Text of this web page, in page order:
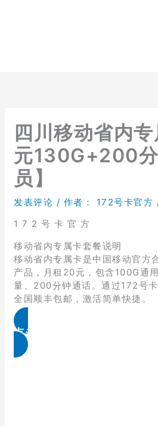
四川移动省内
元130G+200
员】
发表评论 / 作者： 172号卡官方
1 7 2 号 卡 官 方
移动省内专属卡套餐说明
移动省内专属卡是中国移动官方
产品，月租20元，包含100G通
量、200分钟通话。通过172号
全国顺丰包邮，激活简单快捷。
点击免费领取